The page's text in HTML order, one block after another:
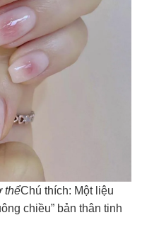
thểChú thích: Một liệu
chiều” bản thân tinh